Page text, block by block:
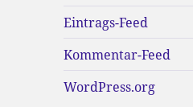
Eintrags-Feed
Kommentar-Feed
WordPress.org